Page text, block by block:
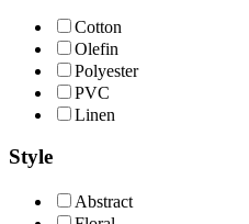
Cotton
Olefin
Polyester
PVC
Linen
Style
Abstract